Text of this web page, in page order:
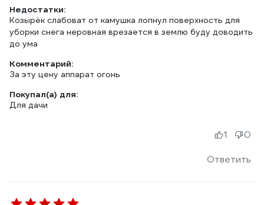
Недостатки:
Козырёк слабоват от камушка лопнул поверхность для
уборки снега неровная врезается в землю буду доводить
до ума
Комментарий:
За эту цену аппарат огонь
Покупал(а) для:
Для дачи
Ответить
1 0